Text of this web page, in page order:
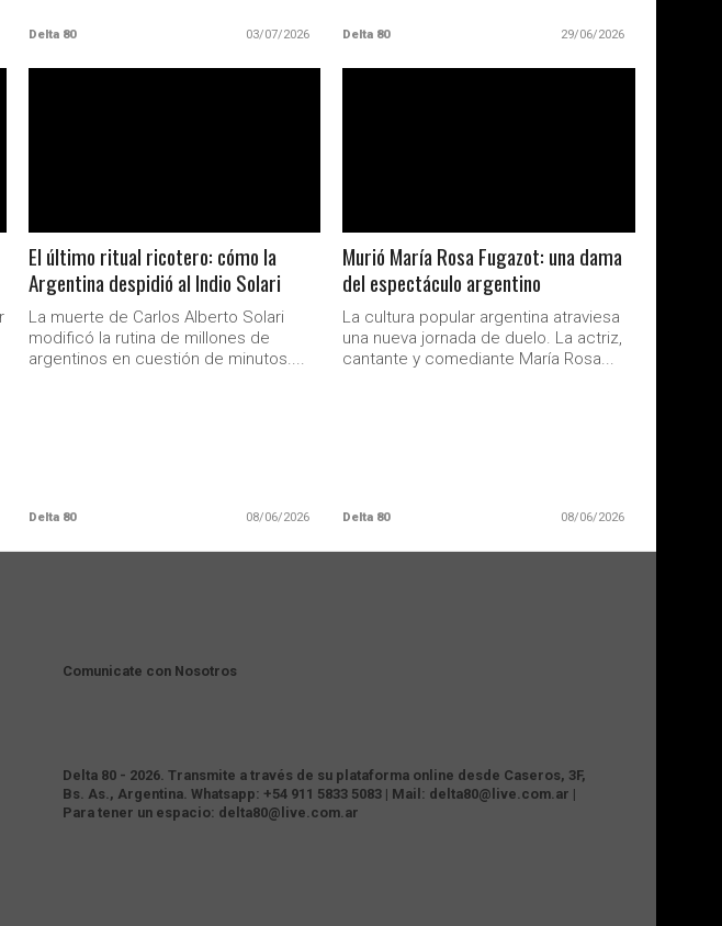
Delta 80 03/07/2026 Delta 80 29/06/2026
El último ritual ricotero: cómo la
Argentina despidió al Indio Solari
La muerte de Carlos Alberto Solari
modificó la rutina de millones de
argentinos en cuestión de minutos....
Delta 80 08/06/2026
Murió María Rosa Fugazot: una dama
del espectáculo argentino
La cultura popular argentina atraviesa
una nueva jornada de duelo. La actriz,
cantante y comediante María Rosa...
Delta 80 08/06/2026
Comunicate con Nosotros
Delta 80 - 2026. Transmite a través de su plataforma online desde Caseros, 3F,
Bs. As., Argentina. Whatsapp: +54 911 5833 5083 | Mail: delta80@live.com.ar |
Para tener un espacio: delta80@live.com.ar